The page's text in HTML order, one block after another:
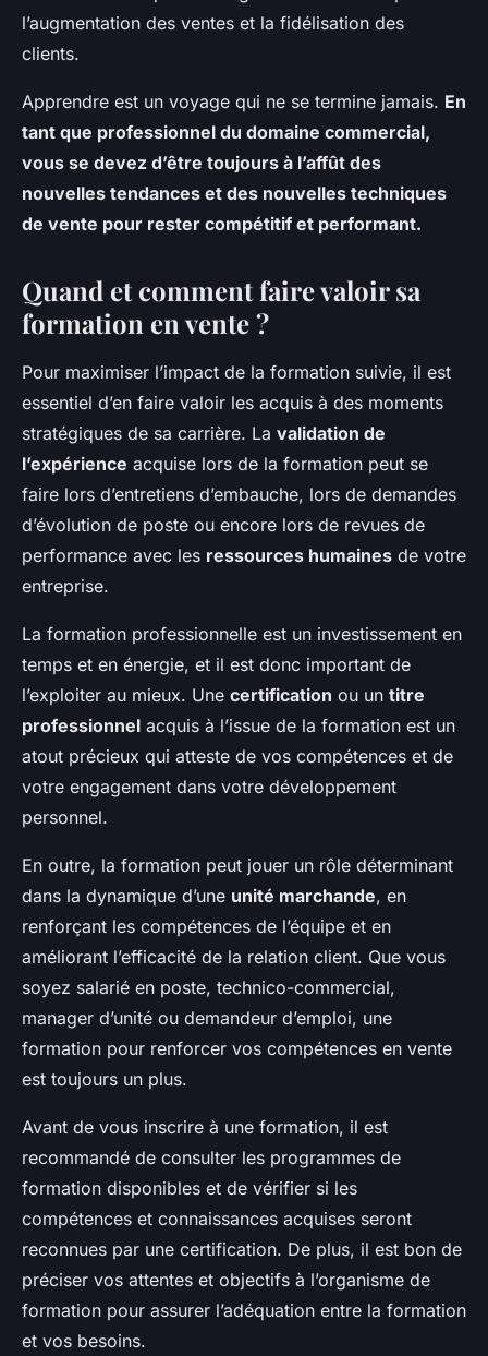
l’augmentation des ventes et la fidélisation des
clients.
Apprendre est un voyage qui ne se termine jamais. En
tant que professionnel du domaine commercial,
vous se devez d’être toujours à l’affût des
nouvelles tendances et des nouvelles techniques
de vente pour rester compétitif et performant.
Quand et comment faire valoir sa
formation en vente ?
Pour maximiser l’impact de la formation suivie, il est
essentiel d’en faire valoir les acquis à des moments
stratégiques de sa carrière. La validation de
l’expérience acquise lors de la formation peut se
faire lors d’entretiens d’embauche, lors de demandes
d’évolution de poste ou encore lors de revues de
performance avec les ressources humaines de votre
entreprise.
La formation professionnelle est un investissement en
temps et en énergie, et il est donc important de
l’exploiter au mieux. Une certification ou un titre
professionnel acquis à l’issue de la formation est un
atout précieux qui atteste de vos compétences et de
votre engagement dans votre développement
personnel.
En outre, la formation peut jouer un rôle déterminant
dans la dynamique d’une unité marchande, en
renforçant les compétences de l’équipe et en
améliorant l’efficacité de la relation client. Que vous
soyez salarié en poste, technico-commercial,
manager d’unité ou demandeur d’emploi, une
formation pour renforcer vos compétences en vente
est toujours un plus.
Avant de vous inscrire à une formation, il est
recommandé de consulter les programmes de
formation disponibles et de vérifier si les
compétences et connaissances acquises seront
reconnues par une certification. De plus, il est bon de
préciser vos attentes et objectifs à l’organisme de
formation pour assurer l’adéquation entre la formation
et vos besoins.